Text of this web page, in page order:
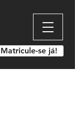
Matricule-se já!